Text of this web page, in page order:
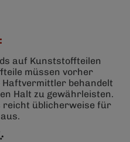
auf Kunststoffteilen
müssen vorher
Haftvermittler behandelt
Halt zu gewährleisten.
reicht üblicherweise für